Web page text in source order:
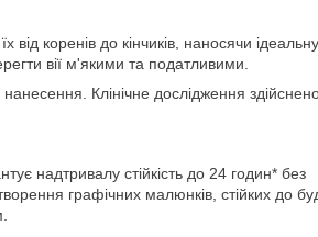
від коренів до кінчиків, наносячи ідеальну
вії м'якими та податливими.
Клінічне дослідження
надтривалу стійкість до 24 годин* без
графічних малюнків, стійких до